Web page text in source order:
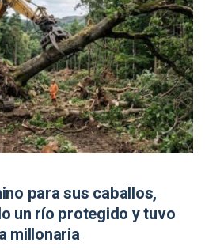
para sus caballos,
un río protegido y tuvo
millonaria